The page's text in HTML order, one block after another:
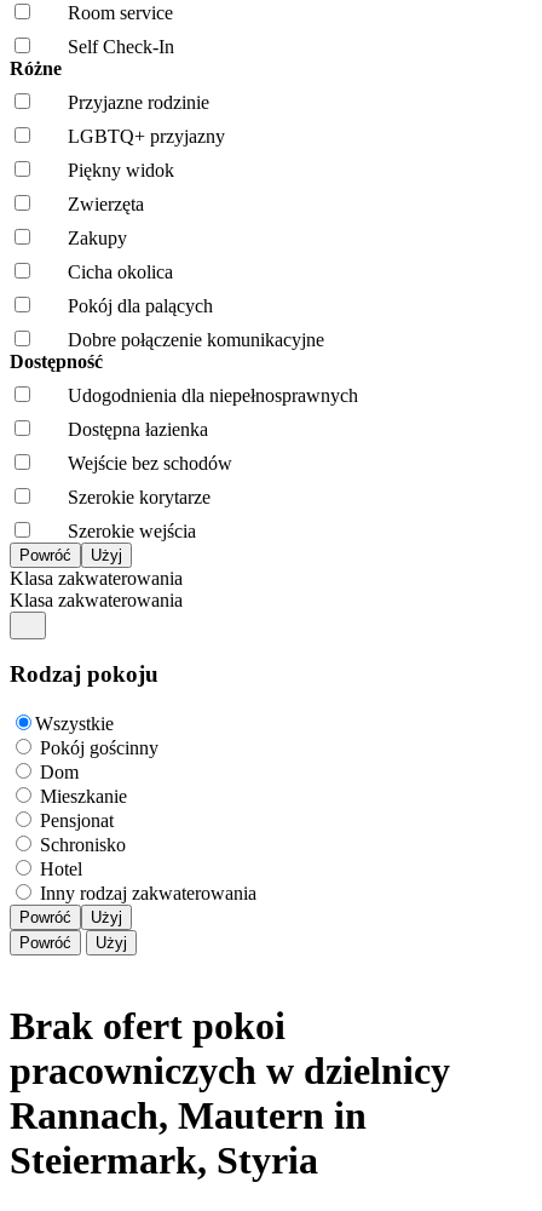
Room service
Self Check-In
Różne
Przyjazne rodzinie
LGBTQ+ przyjazny
Piękny widok
Zwierzęta
Zakupy
Cicha okolica
Pokój dla palących
Dobre połączenie komunikacyjne
Dostępność
Udogodnienia dla niepełnosprawnych
Dostępna łazienka
Wejście bez schodów
Szerokie korytarze
Szerokie wejścia
Klasa zakwaterowania
Klasa zakwaterowania
Rodzaj pokoju
Wszystkie
Pokój gościnny
Dom
Mieszkanie
Pensjonat
Schronisko
Hotel
Inny rodzaj zakwaterowania
Powróć
Użyj
Powróć
Użyj
Brak ofert pokoi
pracowniczych w dzielnicy
Rannach, Mautern in
Steiermark, Styria